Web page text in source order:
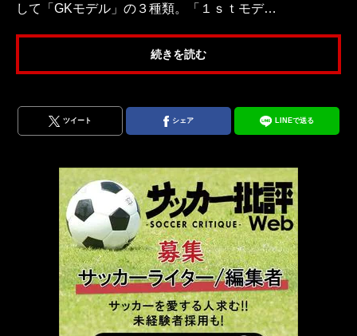
して「GKモデル」の３種類。「１ｓｔモデ…
続きを読む
ツイート シェア LINEで送る